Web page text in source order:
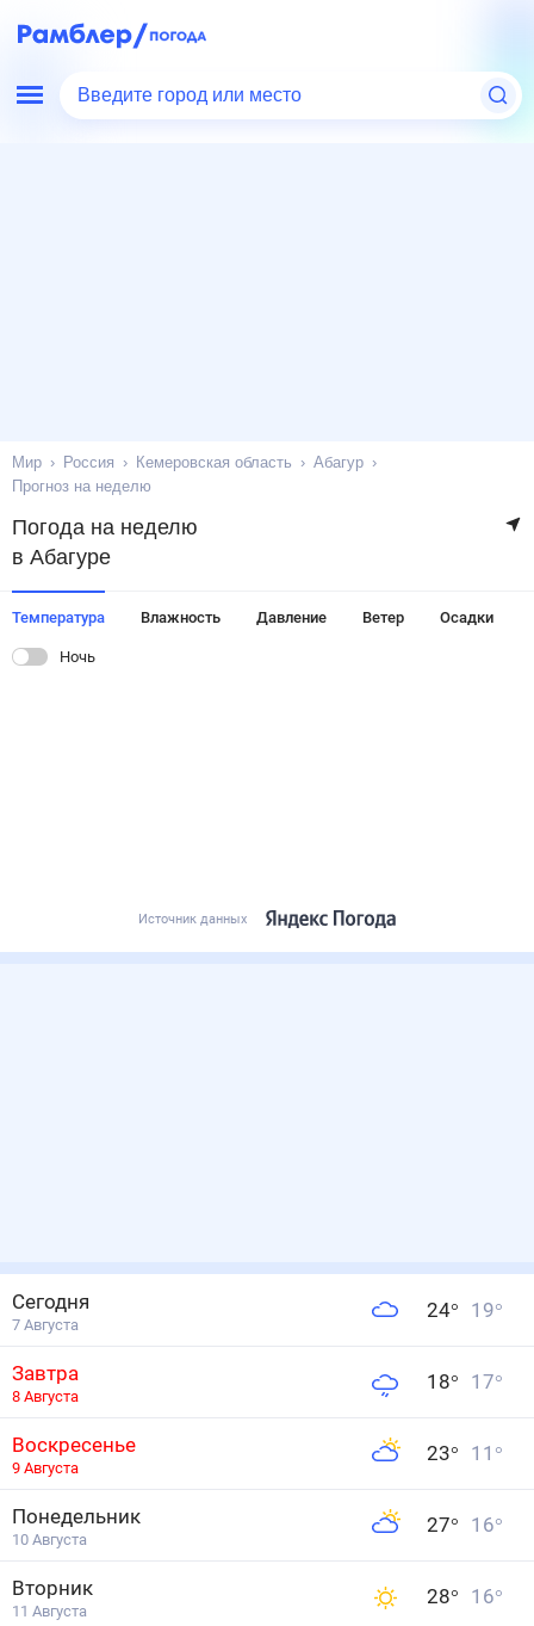
Введите город или место
Мир Россия Кемеровская область
Абагур
Прогноз на неделю
Погода на неделю
в Абагуре
Температура Влажность Давление Ветер Осадки
Ночь
Источник данных
Сегодня
7 Августа
24° 19°
Завтра
8 Августа
18° 17°
Воскресенье
9 Августа
23° 11 °
Понедельник
10 Августа
27° 16°
Вторник
11 Августа
28° 16°